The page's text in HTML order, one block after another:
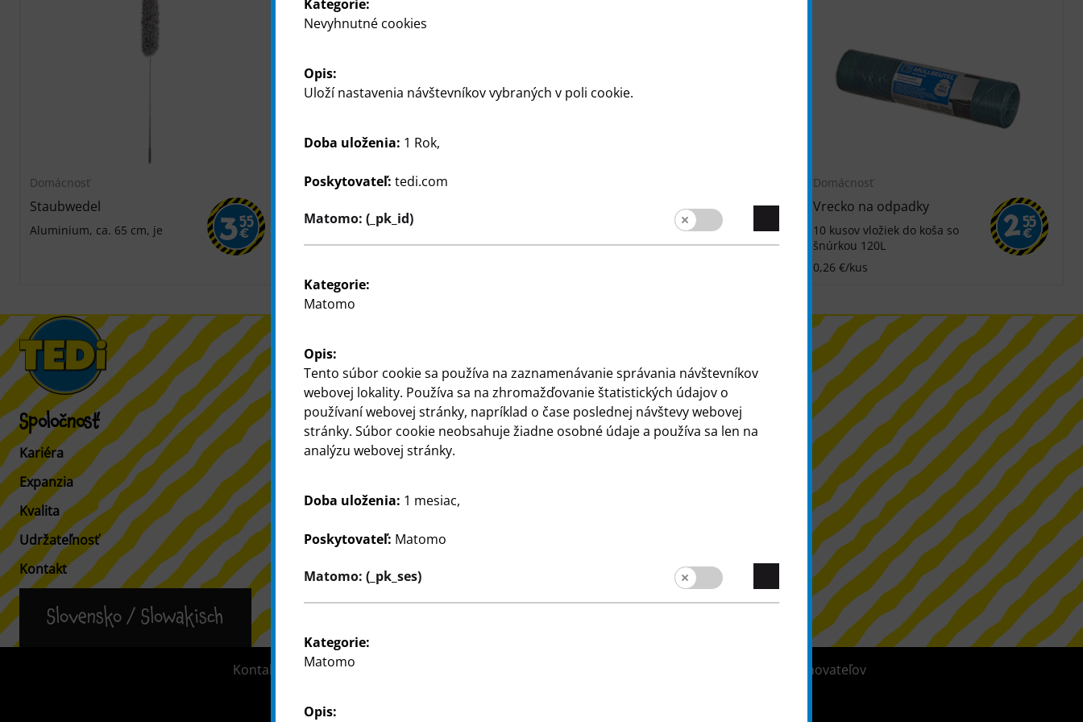
Domácnosť
Staubwedel
Aluminium, ca. 65 cm, je 355
€
Domácnosť
vymeniteľné nadstavce,
utierka na okno + stierka,
10 kusov, vrecia na odpadky
so sťahovacou šnúrkou, 35 l
1 €
Domácnosť
Vrecko na odpadky
10 kusov vložiek do koša so
šnúrkou 120L
0,26 €/kus
255
€
Spoločnosť
Kariéra
Expanzia
Kvalita
Udržateľnosť
Kontakt
Zákazníci
Informácia pre zákazníkov
Sociálne médiá
Slovensko / Slowakisch
Kontakt Informácia pre zákazníkov Systém pre oznamovateľov
Kategorie:
Nevyhnutné cookies
Opis:
Uloží nastavenia návštevníkov vybraných v poli cookie.
Doba uloženia: 1 Rok,
Poskytovateľ: tedi.com
Matomo: (_pk_id)
Kategorie:
Matomo
Opis:
Tento súbor cookie sa používa na zaznamenávanie správania návštevníkov
webovej lokality. Používa sa na zhromažďovanie štatistických údajov o
používaní webovej stránky, napríklad o čase poslednej návštevy webovej
stránky. Súbor cookie neobsahuje žiadne osobné údaje a používa sa len na
analýzu webovej stránky.
Doba uloženia: 1 mesiac,
Poskytovateľ: Matomo
Matomo: (_pk_ses)
Kategorie:
Matomo
Opis: